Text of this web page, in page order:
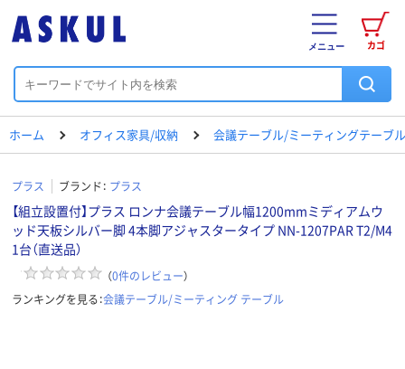
カゴ
メニュー
ホーム オフィス家具/収納 会議テーブル/ミーティングテーブル
プラス ブランド： プラス
【組立設置付】プラス ロンナ会議テーブル幅1200mmミディアムウ
ッド天板シルバー脚 4本脚アジャスタータイプ NN-1207PAR T2/M4
1台（直送品）
（0件のレビュー）
ランキングを見る：会議テーブル/ミーティング テーブル